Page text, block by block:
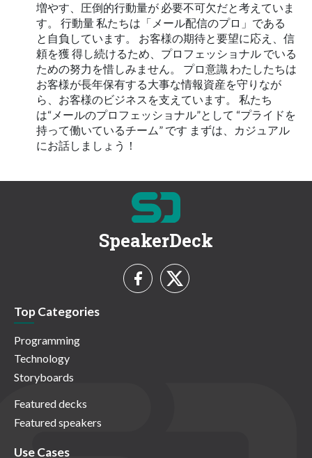
増やす、圧倒的⾏動量が 必要不可⽋だと考えていま
す。 ⾏動量 私たちは「メール配信のプロ」である
と⾃負しています。 お客様の期待と要望に応え、信
頼を獲 得し続けるため、プロフェッショナル でいる
ための努⼒を惜しみません。 プロ意識 わたしたちは
お客様が⻑年保有する⼤事な情報資産を守りなが
ら、お客様のビジネスを⽀えています。 私たち
は“メールのプロフェッショナル”として “プライドを
持って働いているチーム” です まずは、カジュアル
にお話しましょう！
SpeakerDeck
Top Categories
Programming
Technology
Storyboards
Featured decks
Featured speakers
Use Cases